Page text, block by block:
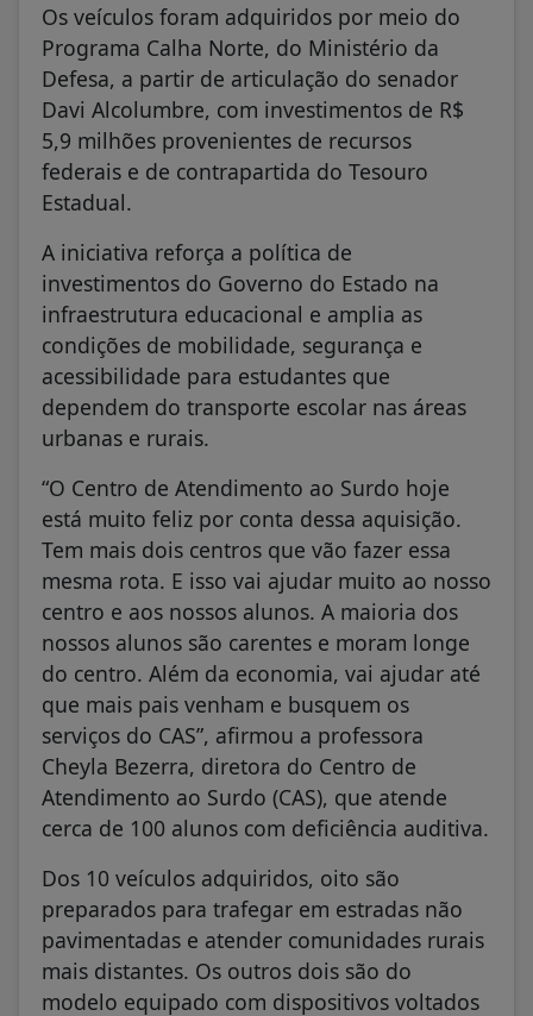
Os veículos foram adquiridos por meio do
Programa Calha Norte, do Ministério da
Defesa, a partir de articulação do senador
Davi Alcolumbre, com investimentos de R$
5,9 milhões provenientes de recursos
federais e de contrapartida do Tesouro
Estadual.
A iniciativa reforça a política de
investimentos do Governo do Estado na
infraestrutura educacional e amplia as
condições de mobilidade, segurança e
acessibilidade para estudantes que
dependem do transporte escolar nas áreas
urbanas e rurais.
“O Centro de Atendimento ao Surdo hoje
está muito feliz por conta dessa aquisição.
Tem mais dois centros que vão fazer essa
mesma rota. E isso vai ajudar muito ao nosso
centro e aos nossos alunos. A maioria dos
nossos alunos são carentes e moram longe
do centro. Além da economia, vai ajudar até
que mais pais venham e busquem os
serviços do CAS”, afirmou a professora
Cheyla Bezerra, diretora do Centro de
Atendimento ao Surdo (CAS), que atende
cerca de 100 alunos com deficiência auditiva.
Dos 10 veículos adquiridos, oito são
preparados para trafegar em estradas não
pavimentadas e atender comunidades rurais
mais distantes. Os outros dois são do
modelo equipado com dispositivos voltados